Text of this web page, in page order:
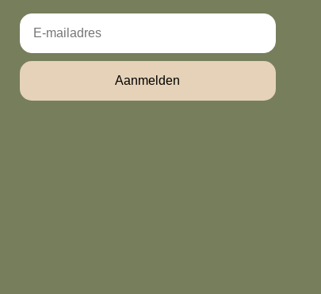
Email
Aanmelden